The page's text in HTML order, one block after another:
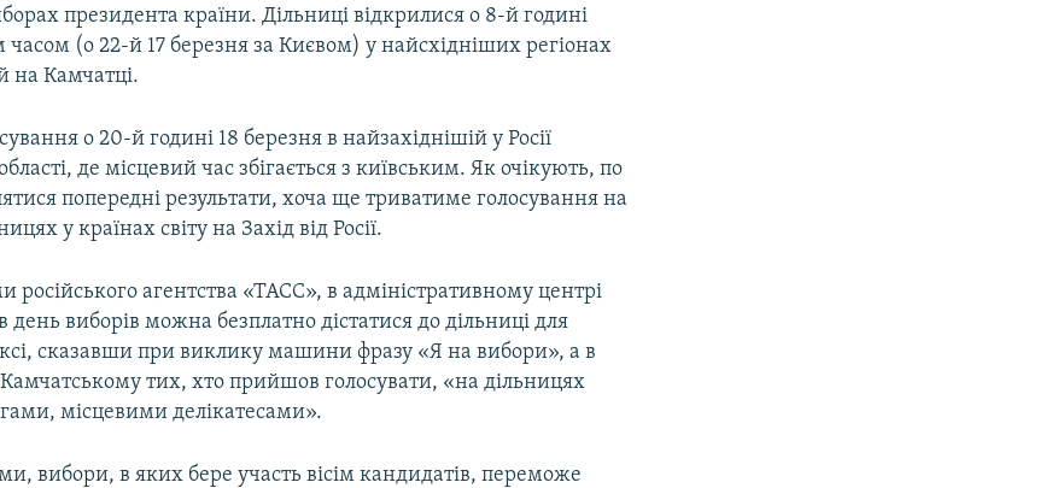
президента країни. Дільниці відкрилися о 8-й годині
часом (о 22-й 17 березня за Києвом) у найсхідніших регіонах
на Камчатці.
о 20-й годині 18 березня в найзахіднішій у Росії
де місцевий час збігається з київським. Як очікують, по
попередні результати, хоча ще триватиме голосування на
у країнах світу на Захід від Росії.
російського агентства «ТАСС», в адміністративному центрі
виборів можна безплатно дістатися до дільниці для
сказавши при виклику машини фразу «Я на вибори», а в
тих, хто прийшов голосувати, «на дільницях
місцевими делікатесами».
вибори, в яких бере участь вісім кандидатів, переможе